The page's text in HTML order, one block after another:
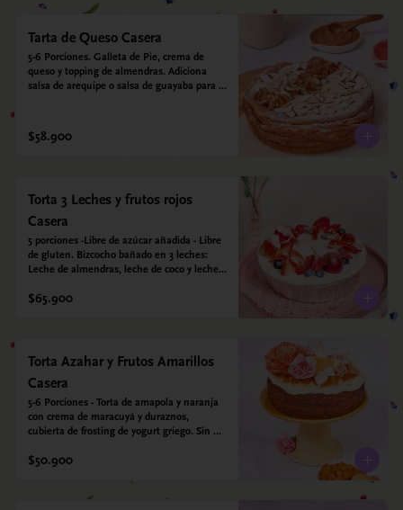
Tarta de Queso Casera
5-6 Porciones. Galleta de Pie, crema de
queso y topping de almendras. Adiciona
salsa de arequipe o salsa de guayaba para
$58.900
Torta 3 Leches y frutos rojos
Casera
5 porciones -Libre de azúcar añadida - Libre
de gluten. Bizcocho bañado en 3 leches:
Leche de almendras, leche de coco y leche
de arroz, harina de quinoa, huevo, leche de
*contiene un derivado de proteína láctea
conocido como caseína. Topping: Fresas y
Arándanos.
$65.900
Torta Azahar y Frutos Amarillos
Casera
5-6 Porciones - Torta de amapola y naranja
con crema de maracuyá y duraznos,
cubierta de frosting de yogurt griego. Sin
$50.900